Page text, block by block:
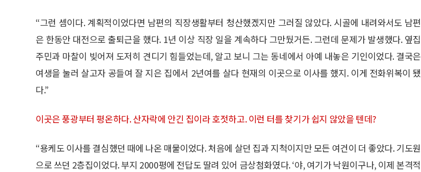
“그런 셈이다. 계획적이었다면 남편의 직장생활부터 청산했겠지만 그러질 않았다. 시골에 내려와서도 남편
은 한동안 대전으로 출퇴근을 했다. 1년 이상 직장 일을 계속하다 그만뒀거든. 그런데 문제가 발생했다. 옆집
주민과 마찰이 빚어져 도저히 견디기 힘들었는데, 알고 보니 그는 동네에서 아예 내놓은 기인이었다. 결국은
여생을 눌러 살고자 공들여 잘 지은 집에서 2년여를 살다 현재의 이곳으로 이사를 했지. 이게 전화위복이 됐
다.”
이곳은 풍광부터 평온하다. 산자락에 안긴 집이라 호젓하고. 이런 터를 찾기가 쉽지 않았을 텐데?
“용케도 이사를 결심했던 때에 나온 매물이었다. 처음에 살던 집과 지척이지만 모든 여건이 더 좋았다. 기도원
으로 쓰던 2층집이었다. 부지 2000평에 전답도 딸려 있어 금상첨화였다. ‘야, 여기가 낙원이구나, 이제 본격적